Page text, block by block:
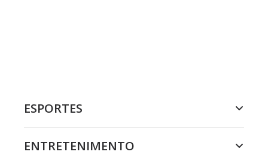
ESPORTES
ENTRETENIMENTO